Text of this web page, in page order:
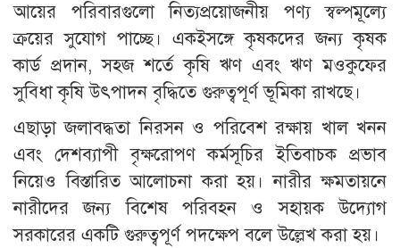
আয়ের পরিবারগুলো নিত্যপ্রয়োজনীয় পণ্য স্বল্পমূল্যে
ক্রয়ের সুযোগ পাচ্ছে। একইসঙ্গে কৃষকদের জন্য কৃষক
কার্ড প্রদান, সহজ শর্তে কৃষি ঋণ এবং ঋণ মওকুফের
সুবিধা কৃষি উৎপাদন বৃদ্ধিতে গুরুত্বপূর্ণ ভূমিকা রাখছে।
এছাড়া জলাবদ্ধতা নিরসন ও পরিবেশ রক্ষায় খাল খনন
এবং দেশব্যাপী বৃক্ষরোপণ কর্মসূচির ইতিবাচক প্রভাব
নিয়েও বিস্তারিত আলোচনা করা হয়। নারীর ক্ষমতায়নে
নারীদের জন্য বিশেষ পরিবহন ও সহায়ক উদ্যোগ
সরকারের একটি গুরুত্বপূর্ণ পদক্ষেপ বলে উল্লেখ করা হয়।